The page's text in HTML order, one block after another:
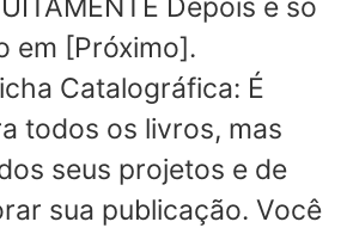
Depois é só
em [Próximo].
Catalográfica: É
todos os livros, mas
seus projetos e de
sua publicação. Você